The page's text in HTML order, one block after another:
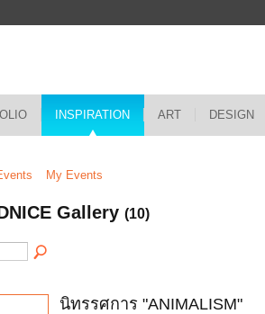
INSPIRATION ART DESIGN
My Events
Gallery (10)
นิทรรศการ "ANIMALISM"